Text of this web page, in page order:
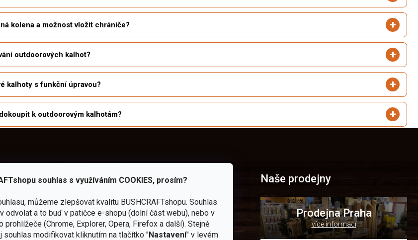
souhlas s využíváním COOKIES, prosím?
můžeme zlepšovat kvalitu BUSHCRAFTshopu. Souhlas
odvolat a to buď v patičce e-shopu (dolní část webu), nebo v
prohlížeče (Chrome, Explorer, Opera, Firefox a další). Stejně
souhlas modifikovat kliknutím na tlačítko "Nastavení" v levém
kolena a možnost vložit chrániče?
outdoorových kalhot?
kalhoty s funkční úpravou?
k outdoorovým kalhotám?
Potřebujete poradit?
(+420)605 011 644
(Po - Pá 9 - 16 hod.)
obchod@bushcraftshop.cz
Naše prodejny
Prodejna Praha
více informací